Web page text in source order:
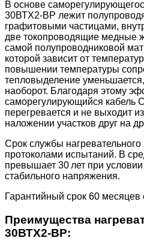
В основе
30ВТХ2-ВР лежит
графитовыми частицами,
две токопроводящие медные
самой полупроводниковой
которой зависит от
повышении температуры
тепловыделение
наоборот. Благодаря этому
саморегулирующийся
перегревается и не выходит
наложении участков друг на
Срок службы
протоколами испытаний. В
превышает 30 лет при
стабильного напряжения.
Гарантийный срок 60
Преимущества
30ВТХ2-ВР: